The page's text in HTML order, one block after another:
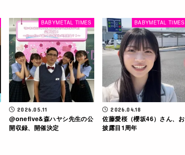
BABYMETAL TIMES
2026.05.11
@​onefive&森ハヤシ先生の公
開収録、開催決定
BABYMETAL TIMES
2026.04.18
佐藤愛桜（櫻坂46）さん、お
披露目1周年